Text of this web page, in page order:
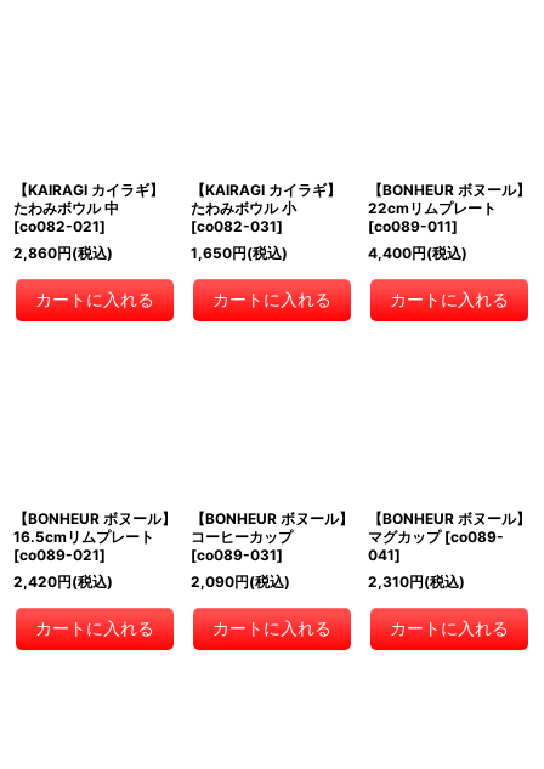
【KAIRAGI カイラギ】
たわみボウル 中
[co082-021]
2,860円(税込)
カートに入れる
【KAIRAGI カイラギ】
たわみボウル 小
[co082-031]
1,650円(税込)
カートに入れる
【BONHEUR ボヌール】
22cmリムプレート
[co089-011]
4,400円(税込)
カートに入れる
【BONHEUR ボヌール】
16.5cmリムプレート
[co089-021]
2,420円(税込)
カートに入れる
【BONHEUR ボヌール】
コーヒーカップ
[co089-031]
2,090円(税込)
カートに入れる
【BONHEUR ボヌール】
マグカップ [co089-
041]
2,310円(税込)
カートに入れる